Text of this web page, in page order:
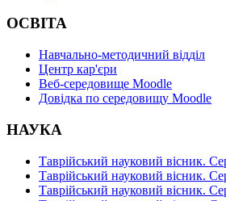
ОСВІТА
Навчально-методичний відділ
Центр кар'єри
Веб-середовище Moodle
Довідка по середовищу Moodle
НАУКА
Таврійський науковий вісник.
Таврійський науковий вісник.
Таврійський науковий вісник.